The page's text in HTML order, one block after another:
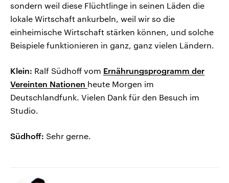
sondern weil diese Flüchtlinge in seinen Läden die
lokale Wirtschaft ankurbeln, weil wir so die
einheimische Wirtschaft stärken können, und solche
Beispiele funktionieren in ganz, ganz vielen Ländern.
Klein: Ralf Südhoff vom Ernährungsprogramm der
Vereinten Nationen heute Morgen im
Deutschlandfunk. Vielen Dank für den Besuch im
Studio.
Südhoff: Sehr gerne.